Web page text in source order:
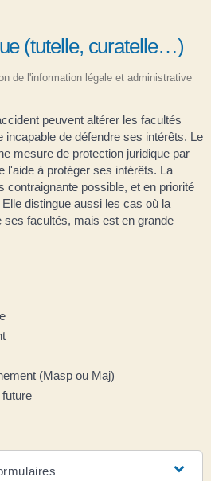
(tutelle, curatelle…)
de l'information légale et administrative
peuvent altérer les facultés
incapable de défendre ses intérêts. Le
mesure de protection juridique par
l'aide à protéger ses intérêts. La
contraignante possible, et en priorité
distingue aussi les cas où la
facultés, mais est en grande
(Masp ou Maj)